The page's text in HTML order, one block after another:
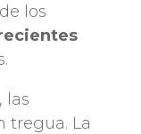
los
, las
tregua. La